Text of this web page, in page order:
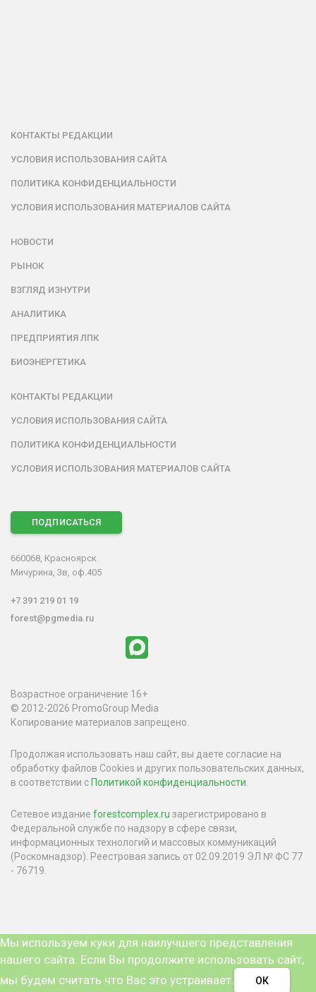
КОНТАКТЫ РЕДАКЦИИ
УСЛОВИЯ ИСПОЛЬЗОВАНИЯ САЙТА
ПОЛИТИКА КОНФИДЕНЦИАЛЬНОСТИ
УСЛОВИЯ ИСПОЛЬЗОВАНИЯ МАТЕРИАЛОВ САЙТА
НОВОСТИ
РЫНОК
ВЗГЛЯД ИЗНУТРИ
АНАЛИТИКА
ПРЕДПРИЯТИЯ ЛПК
БИОЭНЕРГЕТИКА
КОНТАКТЫ РЕДАКЦИИ
УСЛОВИЯ ИСПОЛЬЗОВАНИЯ САЙТА
ПОЛИТИКА КОНФИДЕНЦИАЛЬНОСТИ
УСЛОВИЯ ИСПОЛЬЗОВАНИЯ МАТЕРИАЛОВ САЙТА
ПОДПИСАТЬСЯ
660068, Красноярск
Мичурина, 3в, оф.405
+7 391 219 01 19
forest@pgmedia.ru
Возрастное ограничение 16+
© 2012-2026 PromoGroup Media
Копирование материалов запрещено.
Продолжая использовать наш сайт, вы даете согласие на
обработку файлов Cookies и других пользовательских данных,
в соответствии с Политикой конфиденциальности
Сетевое издание forestcomplex.ru зарегистрировано в
Федеральной службе по надзору в сфере связи,
информационных технологий и массовых коммуникаций
(Роскомнадзор). Реестровая запись от 02.09.2019 ЭЛ № ФС 77
- 76719.
Мы используем куки для наилучшего представления
нашего сайта. Если Вы продолжите использовать сайт,
мы будем считать что Вас это устраивает.
ОК